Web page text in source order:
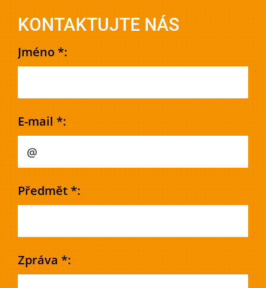
KONTAKTUJTE NÁS
Jméno *:
E-mail *:
Předmět *:
Zpráva *: